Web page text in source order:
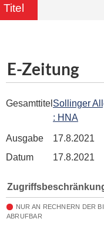
Titel
E-Zeitung
Gesamttitel Sollinger
: HNA
Ausgabe
17.8.2021
Datum
17.8.2021
NUR AN RECHNERN DER
ABRUFBAR